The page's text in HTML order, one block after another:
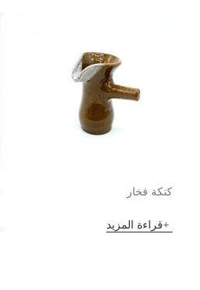
كنكة فخار
قراءة المزيد